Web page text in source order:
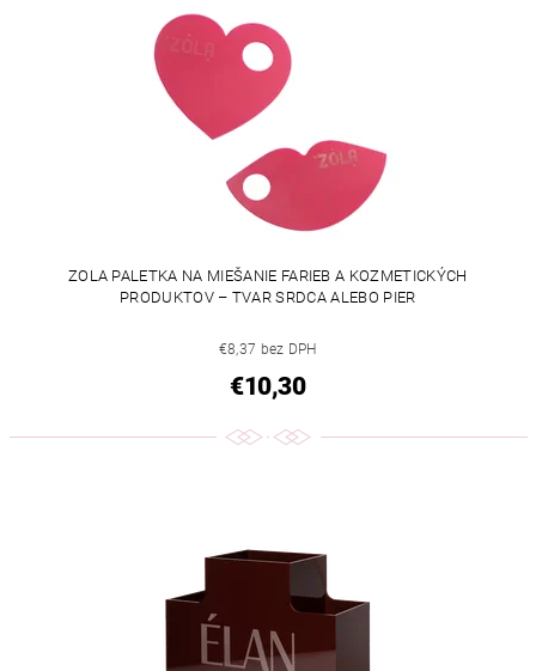
ZOLA PALETKA NA MIEŠANIE FARIEB A KOZMETICKÝCH
PRODUKTOV – TVAR SRDCA ALEBO PIER
€8,37 bez DPH
€10,30